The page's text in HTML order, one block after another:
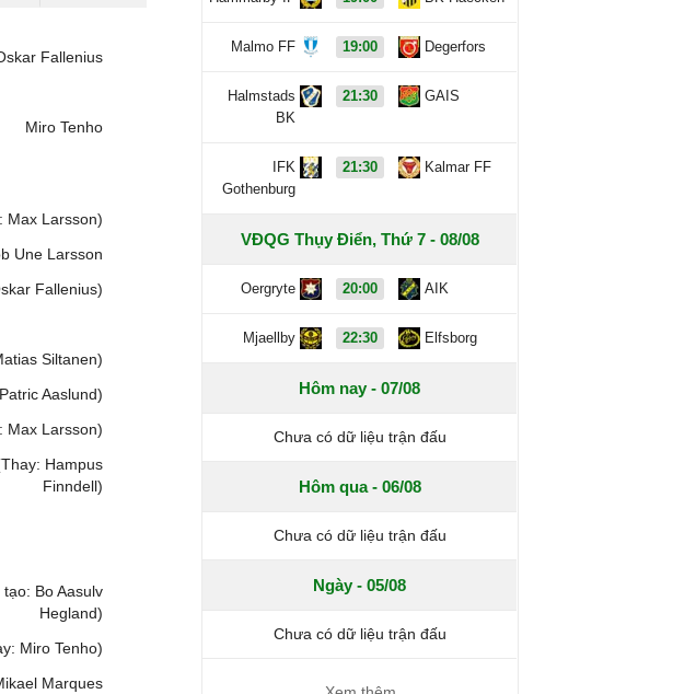
Fallenius
Miro Tenho
Max Larsson)
Une Larsson
Fallenius)
Siltanen)
Aaslund)
Max Larsson)
Hampus
Finndell)
Bo Aasulv
Hegland)
Miro Tenho)
Marques
Malmo FF 19:00 Degerfors
Halmstads
BK
21:30 GAIS
IFK
Gothenburg
21:30 Kalmar FF
VĐQG Thụy Điển, Thứ 7 - 08/08
Oergryte 20:00 AIK
Mjaellby 22:30 Elfsborg
Hôm nay - 07/08
Chưa có dữ liệu trận đấu
Hôm qua - 06/08
Chưa có dữ liệu trận đấu
Ngày - 05/08
Chưa có dữ liệu trận đấu